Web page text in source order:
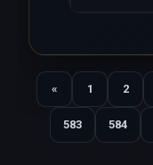
«Назад1 2
583 584